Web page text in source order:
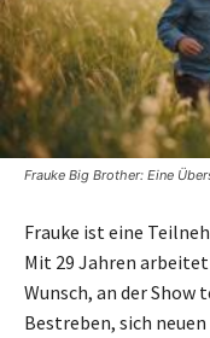
Frauke Big Brother: Eine
Frauke ist eine
Mit 29 Jahren
Wunsch, an der
Bestreben, sich